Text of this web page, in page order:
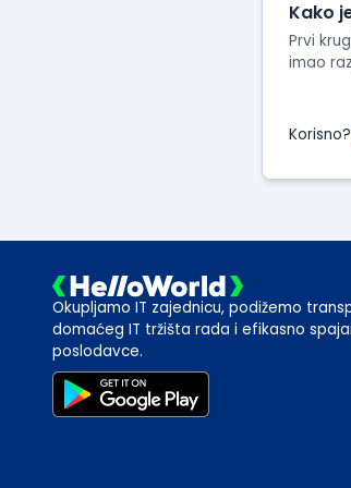
Kako
Prvi
imao
Korisno?
Okupljamo IT zajednicu, podižemo
domaćeg IT tržišta rada i efikasno
poslodavce.